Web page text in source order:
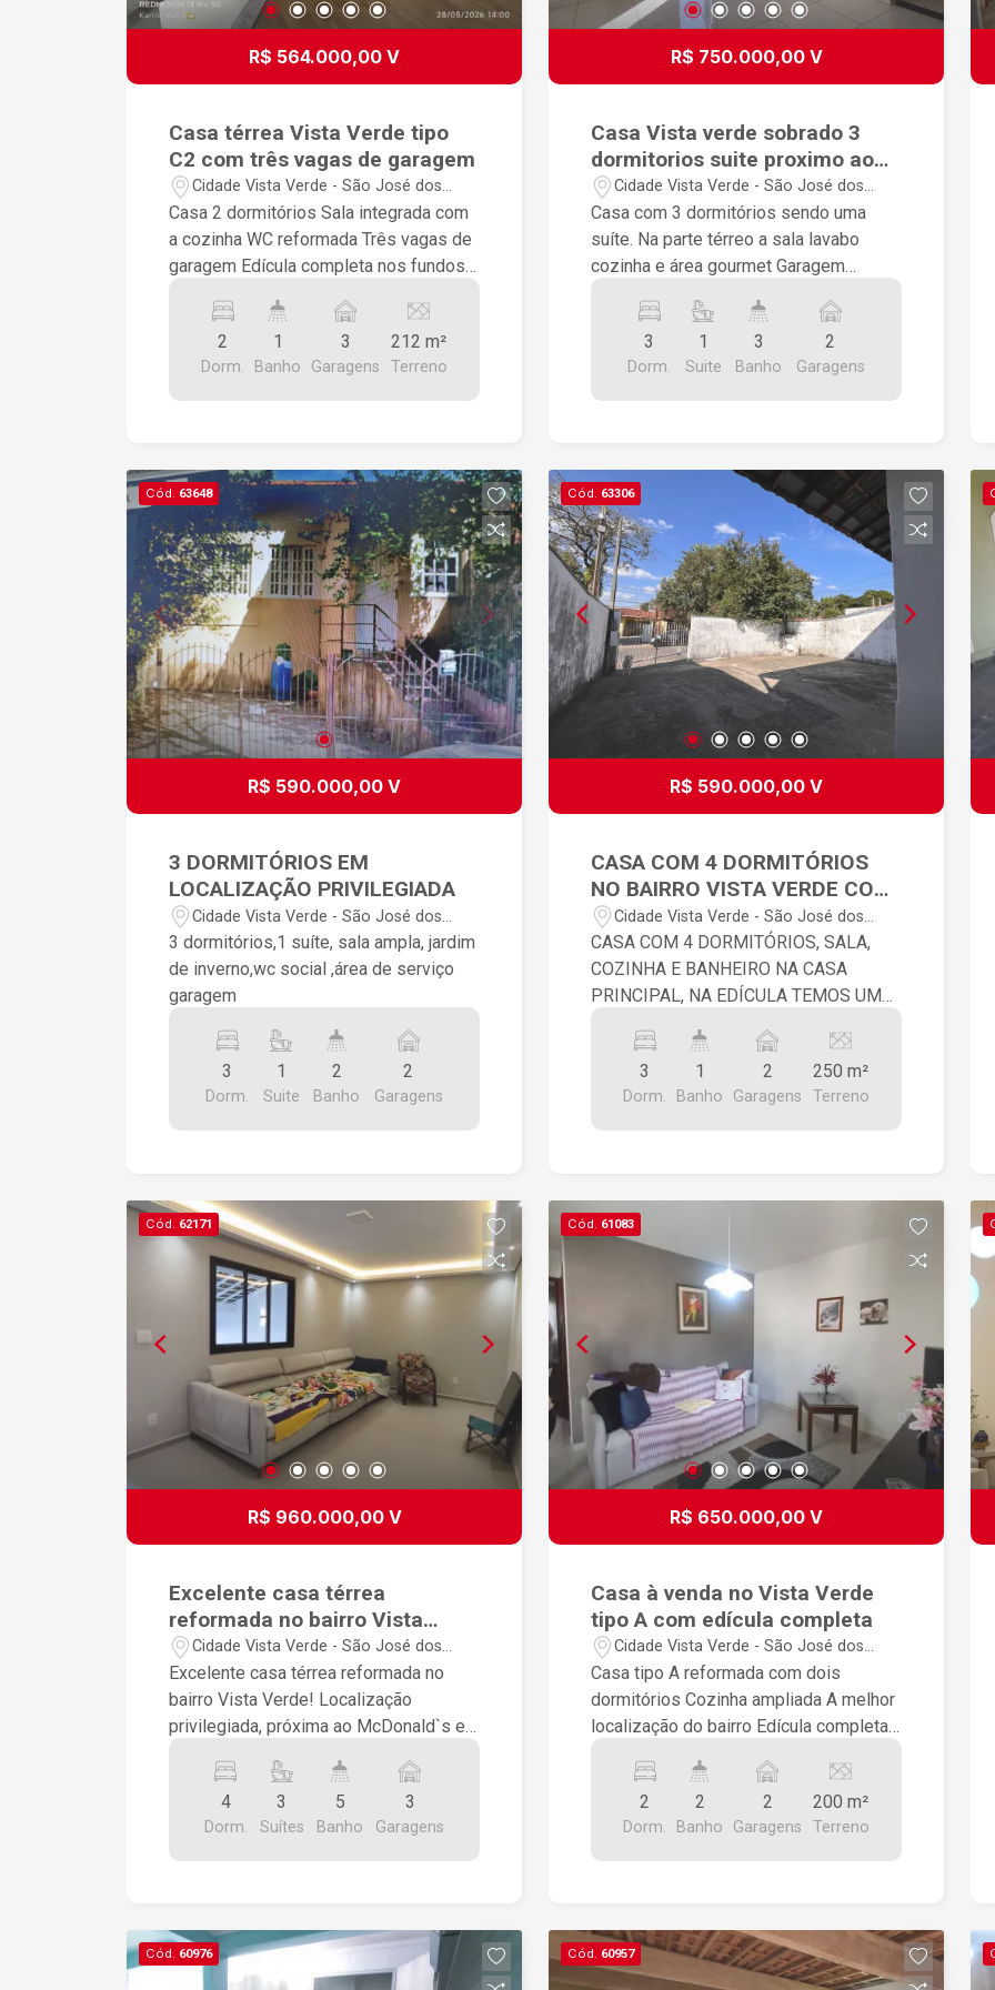
R$ 564.000,00 V
Casa térrea Vista Verde tipo
C2 com três vagas de garagem
Cidade Vista Verde - São José dos
Campos/SP
Casa 2 dormitórios Sala integrada com
a cozinha WC reformada Três vagas de
garagem Edícula completa nos fundos
Reformada
2
Dorm.
1
Banho
3
Garagens
212 m²
Terreno
R$ 750.000,00 V
Casa Vista verde sobrado 3
dormitorios suite proximo ao
naguno
Cidade Vista Verde - São José dos
Campos/SP
Casa com 3 dormitórios sendo uma
suíte. Na parte térreo a sala lavabo
cozinha e área gourmet Garagem
automático Próximo do Nagumo
Próximo ao maior empreendimento da
zona Leste.
3
Dorm.
1
Suite
3
Banho
2
Garagens
Cód. 63648
R$ 590.000,00 V
3 DORMITÓRIOS EM
LOCALIZAÇÃO PRIVILEGIADA
Cidade Vista Verde - São José dos
Campos/SP
3 dormitórios,1 suíte, sala ampla, jardim
de inverno,wc social ,área de serviço
garagem
3
Dorm.
1
Suite
2
Banho
2
Garagens
Cód. 63306
R$ 590.000,00 V
CASA COM 4 DORMITÓRIOS
NO BAIRRO VISTA VERDE COM
EDÍCULA.
Cidade Vista Verde - São José dos
Campos/SP
CASA COM 4 DORMITÓRIOS, SALA,
COZINHA E BANHEIRO NA CASA
PRINCIPAL, NA EDÍCULA TEMOS UM
BANHEIRO.
3
Dorm.
1
Banho
2
Garagens
250 m²
Terreno
Cód. 62171
R$ 960.000,00 V
Excelente casa térrea
reformada no bairro Vista
Verde!
Cidade Vista Verde - São José dos
Campos/SP
Excelente casa térrea reformada no
bairro Vista Verde! Localização
privilegiada, próxima ao McDonald`s e
imóvel conta com quatro dormitórios,
sendo três suítes, além de um
aconchegante jardim de inverno. Possui
familiares. A casa dispõe ainda de área
de serviço coberta, está totalmente
4
Dorm.
3
Suítes
5
Banho
3
Garagens
Cód. 61083
R$ 650.000,00 V
Casa à venda no Vista Verde
tipo A com edícula completa
Cidade Vista Verde - São José dos
Campos/SP
Casa tipo A reformada com dois
dormitórios Cozinha ampliada A melhor
localização do bairro Edícula completa
imóvel de menor valor nas
proximidades do bairro
2
Dorm.
2
Banho
2
Garagens
200 m²
Terreno
Cód. 60976 Cód. 60957